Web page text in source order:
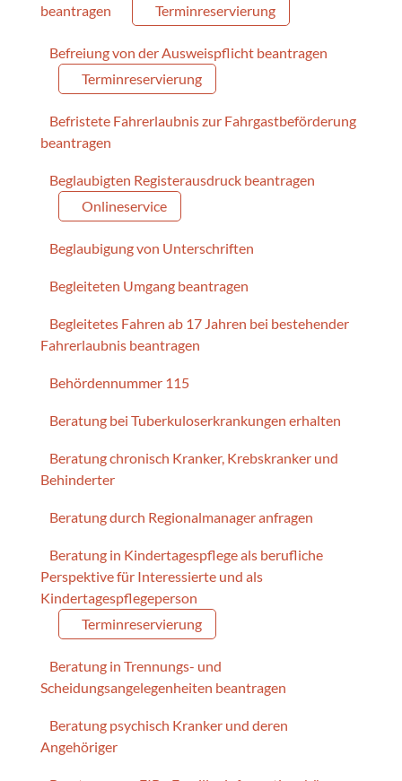
beantragen
Terminreservierung
Befreiung von der Ausweispflicht beantragen
Terminreservierung
Befristete Fahrerlaubnis zur Fahrgastbeförderung
beantragen
Beglaubigten Registerausdruck beantragen
Onlineservice
Beglaubigung von Unterschriften
Begleiteten Umgang beantragen
Begleitetes Fahren ab 17 Jahren bei bestehender
Fahrerlaubnis beantragen
Behördennummer 115
Beratung bei Tuberkuloserkrankungen erhalten
Beratung chronisch Kranker, Krebskranker und
Behinderter
Beratung durch Regionalmanager anfragen
Beratung in Kindertagespflege als berufliche
Perspektive für Interessierte und als
Kindertagespflegeperson
Terminreservierung
Beratung in Trennungs- und
Scheidungsangelegenheiten beantragen
Beratung psychisch Kranker und deren
Angehöriger